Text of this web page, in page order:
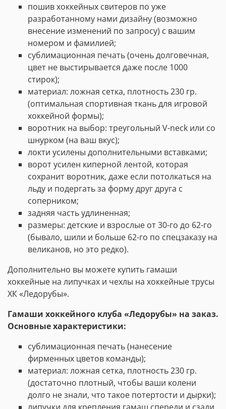
пошив хоккейных свитеров по уже
разработанному нами дизайну (возможно
внесение изменений по запросу) с вашим
номером и фамилией;
сублимационная печать (очень долговечная,
цвет не выстирывается даже после 1000
стирок);
материал: ложная сетка, плотность 230 гр.
(оптимальная спортивная ткань для игровой
хоккейной формы);
воротник на выбор: треугольный V-neck или со
шнурком (на ваш вкус);
локти усилены дополнительными вставками;
ворот усилен киперной лентой, которая
сохранит воротник, даже если потолкаться на
льду и подергать за форму друг друга с
соперником;
задняя часть удлиненная;
размеры: детские и взрослые от 30-го до 62-го
(бывало, шили и больше 62-го по спецзаказу на
великанов, но это редко).
Дополнительно вы можете купить гамаши
хоккейные на липучках и чехлы на хоккейные трусы
ХК«Ледорубы».
Гамаши хоккейного клуба «Ледорубы» на заказ.
Основные характеристики:
сублимационная печать (нанесение
фирменных цветов команды);
материал: ложная сетка, плотность 230 гр.
(достаточно плотный, чтобы ваши колени
долго не знали, что такое потертости и дырки);